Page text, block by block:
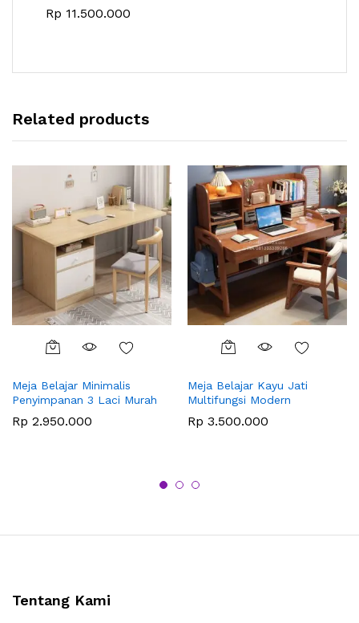
Rp 11.500.000
Related products
Meja Belajar Minimalis
Penyimpanan 3 Laci Murah
Rp 2.950.000
Meja Belajar Kayu Jati
Multifungsi Modern
Rp 3.500.000
Tentang Kami